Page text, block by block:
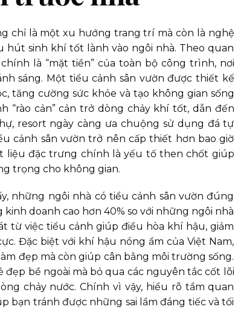
chỉ là một xu hướng trang trí mà còn là nghệ
sinh khí tốt lành vào ngôi nhà. Theo quan
là “mặt tiền” của toàn bộ công trình, nơi
sáng. Một tiểu cảnh sân vườn được thiết kế
tăng cường sức khỏe và tạo không gian sống
“rào cản” cản trở dòng chảy khí tốt, dẫn đến
resort ngày càng ưa chuộng sử dụng đá tự
cảnh sân vườn trở nên cấp thiết hơn bao giờ
liệu đặc trưng chính là yếu tố then chốt giúp
trọng cho không gian.
những ngôi nhà có tiểu cảnh sân vườn đúng
doanh cao hơn 40% so với những ngôi nhà
từ việc tiểu cảnh giúp điều hòa khí hậu, giảm
Đặc biệt với khí hậu nóng ẩm của Việt Nam,
đẹp mà còn giúp cân bằng môi trường sống.
bề ngoài mà bỏ qua các nguyên tắc cốt lõi
chảy nước. Chính vì vậy, hiểu rõ tầm quan
bạn tránh được những sai lầm đáng tiếc và tối